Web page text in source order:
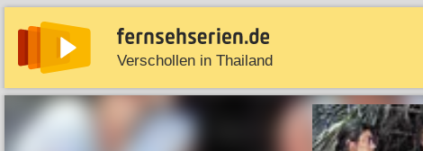
Verschollen in Thailand
News Entdecken Streaming TV-Starts